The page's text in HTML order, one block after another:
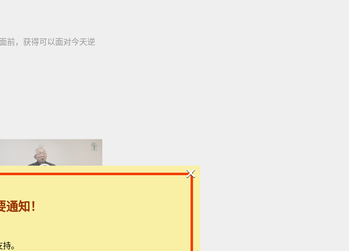
前，获得可以面对今天逆
博士：門徒召命重燃—教會大能重現（太
通知！
。
×